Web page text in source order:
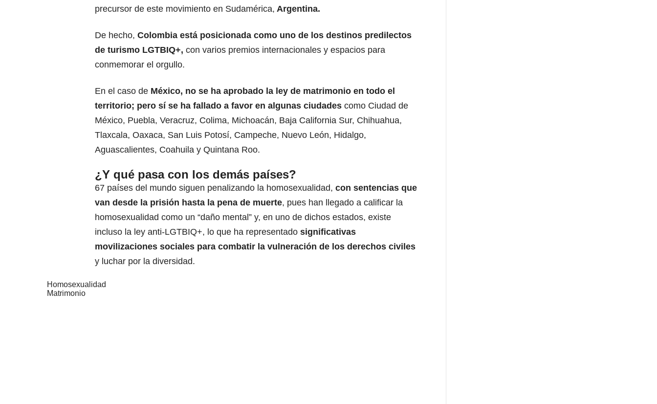
precursor de este movimiento en Sudamérica, Argentina.
De hecho, Colombia está posicionada como uno de los destinos predilectos
de turismo LGTBIQ+, con varios premios internacionales y espacios para
conmemorar el orgullo.
En el caso de México, no se ha aprobado la ley de matrimonio en todo el
territorio; pero sí se ha fallado a favor en algunas ciudades como Ciudad de
México, Puebla, Veracruz, Colima, Michoacán, Baja California Sur, Chihuahua,
Tlaxcala, Oaxaca, San Luis Potosí, Campeche, Nuevo León, Hidalgo,
Aguascalientes, Coahuila y Quintana Roo.
¿Y qué pasa con los demás países?
67 países del mundo siguen penalizando la homosexualidad, con sentencias que
van desde la prisión hasta la pena de muerte, pues han llegado a calificar la
homosexualidad como un “daño mental” y, en uno de dichos estados, existe
incluso la ley anti-LGTBIQ+, lo que ha representado significativas
movilizaciones sociales para combatir la vulneración de los derechos civiles
y luchar por la diversidad.
Homosexualidad
Matrimonio